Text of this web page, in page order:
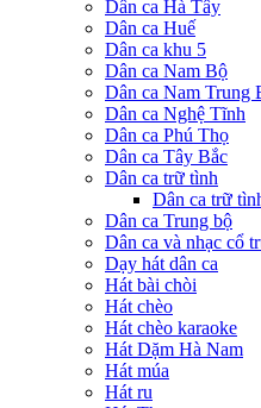
Dân ca Hà Tây
Dân ca Huế
Dân ca khu 5
Dân ca Nam Bộ
Dân ca Nam Trung
Dân ca Nghệ Tĩnh
Dân ca Phú Thọ
Dân ca Tây Bắc
Dân ca trữ tình
Dân ca trữ
Dân ca Trung bộ
Dân ca và nhạc cổ
Dạy hát dân ca
Hát bài chòi
Hát chèo
Hát chèo karaoke
Hát Dặm Hà Nam
Hát múa
Hát ru